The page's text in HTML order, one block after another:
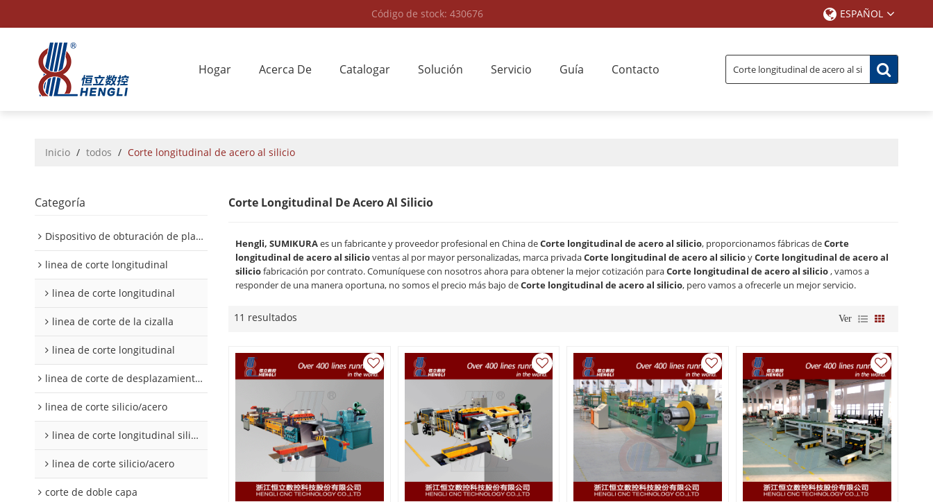
Código de stock: 430676 ESPAÑOL
Hogar Acerca De Catalogar Solución Servicio Guía Contacto
Inicio / todos / Corte longitudinal de acero al silicio
Categoría
Dispositivo de obturación de placa interior/exterior de automóvil
linea de corte longitudinal
linea de corte longitudinal
linea de corte de la cizalla
linea de corte longitudinal
linea de corte de desplazamiento de hojalata y aluminio
linea de corte silicio/acero
linea de corte longitudinal silicio acero
linea de corte silicio/acero
corte de doble capa
Corte Longitudinal De Acero Al Silicio
Hengli, SUMIKURAes un fabricante y proveedor profesional en China deCorte longitudinal de acero al silicio, proporcionamos fábricas deCorte
longitudinal de acero al silicioventas al por mayor personalizadas, marca privadaCorte longitudinal de acero al silicioyCorte longitudinal de acero al
siliciofabricación por contrato. Comuníquese con nosotros ahora para obtener la mejor cotización paraCorte longitudinal de acero al silicio, vamos a
responder de una manera oportuna, no somos el precio más bajo deCorte longitudinal de acero al silicio, pero vamos a ofrecerle un mejor servicio.
11 resultados Ver